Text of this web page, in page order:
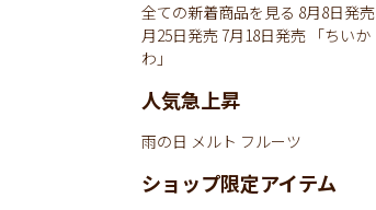
全ての新着商品を見る 8月8日発売
月25日発売7月18日発売 「ちいか
わ」
人気急上昇
雨の日 メルト フルーツ
ショップ限定アイテム